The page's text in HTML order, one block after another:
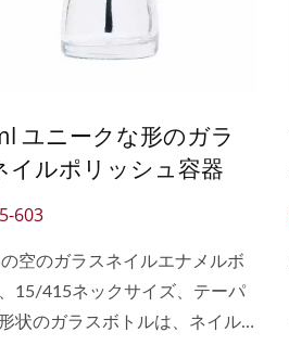
たは金のアルミキャップで覆う
ができます。 私たちはシルクス
販売できるようにサポートし
ユニークな形のガラ
イルポリッシュ容器
603
空のガラスネイルエナメルボ
、15/415ネックサイズ、テーパ
状のガラスボトルは、ネイル